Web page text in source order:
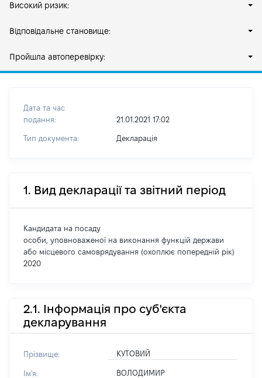
Високий ризик:
Відповідальне становище:
Пройшла автоперевірку:
Дата та час
подання:
21.01.2021 17:02
Тип документа: Декларація
1. Вид декларації та звітний період
Кандидата на посаду
особи, уповноваженої на виконання функцій держави
або місцевого самоврядування (охоплює попередній рік)
2020
2.1. Інформація про суб'єкта
декларування
Прізвище: КУТОВИЙ
Ім'я: ВОЛОДИМИР